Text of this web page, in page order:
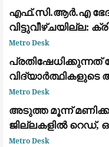
ആരോപണം
എഫ്.സി.ആർ.എ
വിട്ടുവീഴ്ചയില്ല:
നേതൃത്വവുമായുള്ള
കേന്ദ്ര നിലപാട്
Metro Desk
ആർ.എസ്.എസ്
Metro Desk
അടുത്ത മൂന്ന്
ജില്ലകളിൽ
പ്രഖ്യാപിച്ചു
Metro Desk